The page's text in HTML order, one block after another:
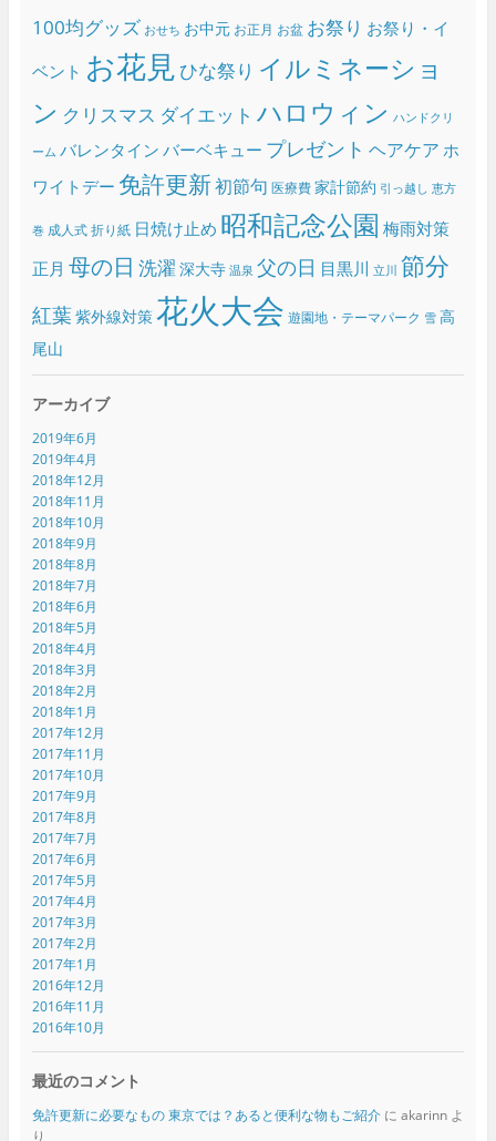
100均グッズ おせち お中元 お正月 お盆 お祭り お祭り・イ
ベント お花見ひな祭り イルミネーショ
ン クリスマス ダイエット ハロウィン ハンドクリ
ーム バレンタイン バーベキュー プレゼント ヘアケア ホ
ワイトデー 免許更新初節句 医療費 家計節約 引っ越し 恵方
巻 成人式 折り紙 日焼け止め 昭和記念公園 梅雨対策
正月 母の日 洗濯 深大寺 温泉 父の日 目黒川 立川 節分
紅葉紫外線対策花火大会 遊園地・テーマパーク 雪 高
尾山
アーカイブ
2019年6月
2019年4月
2018年12月
2018年11月
2018年10月
2018年9月
2018年8月
2018年7月
2018年6月
2018年5月
2018年4月
2018年3月
2018年2月
2018年1月
2017年12月
2017年11月
2017年10月
2017年9月
2017年8月
2017年7月
2017年6月
2017年5月
2017年4月
2017年3月
2017年2月
2017年1月
2016年12月
2016年11月
2016年10月
最近のコメント
免許更新に必要なもの 東京では？あると便利な物もご紹介に akarinnよ
り